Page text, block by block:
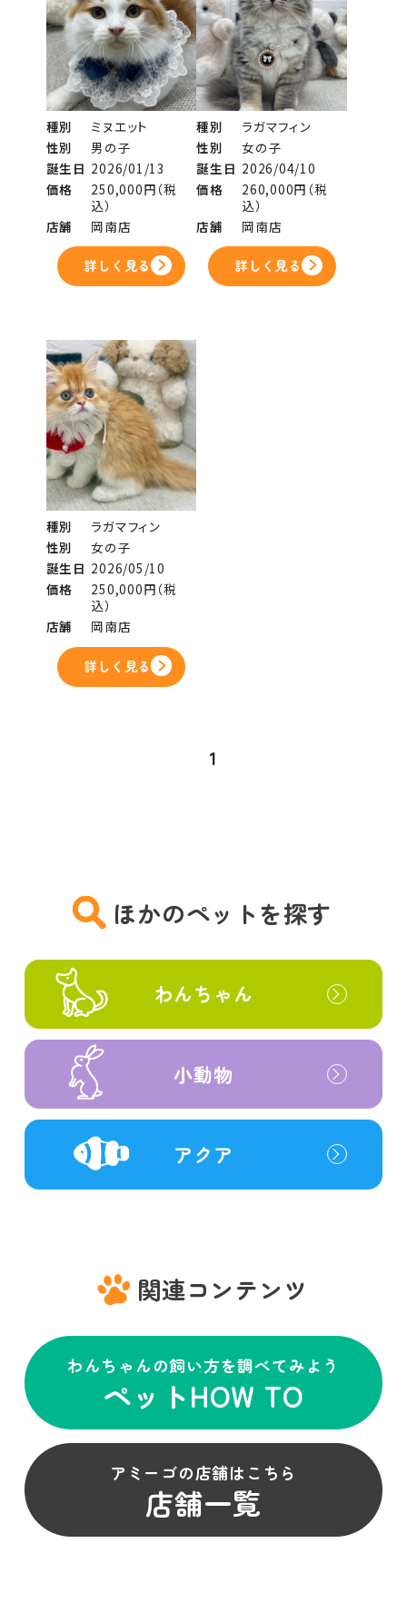
種別
ミヌエット
性別
男の子
誕生日 2026/01/13
価格
250,000円（税
込）
店舗
岡南店
詳しく見る
種別
ラガマフィン
性別
女の子
誕生日 2026/04/10
価格
260,000円（税
込）
店舗
岡南店
詳しく見る
種別
ラガマフィン
性別
女の子
誕生日 2026/05/10
価格
250,000円（税
込）
店舗
岡南店
詳しく見る
1
ほかのペットを探す
わんちゃん
小動物
アクア
関連コンテンツ
わんちゃんの飼い方を調べてみよう
ペットHOW TO
アミーゴの店舗はこちら
店舗一覧